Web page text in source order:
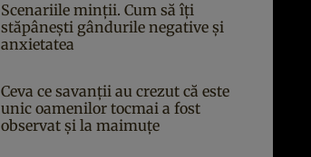
Scenariile minții. Cum să îți
stăpânești gândurile negative și
anxietatea
Ceva ce savanții au crezut că este
unic oamenilor tocmai a fost
observat și la maimuțe